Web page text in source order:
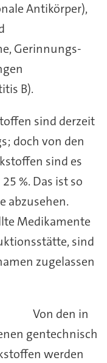
Antikörper),
Gerinnungs-
B).
sind derzeit
doch von den
sind es
%. Das ist so
abzusehen.
Medikamente
sind
zugelassen
Von den in
gentechnisch
werden